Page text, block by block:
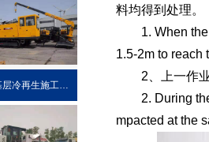
道路基层冷再生施工工艺
料均得到处理。
1. When the
1.5-2m to reach
2、上一作业
2. During the
mpacted at the